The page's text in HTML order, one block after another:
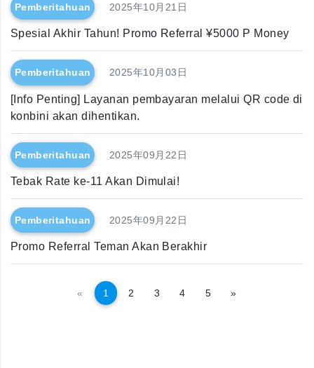
Pemberitahuan 2025年10月21日
Spesial Akhir Tahun! Promo Referral ¥5000 P Money
Pemberitahuan 2025年10月03日
[Info Penting] Layanan pembayaran melalui QR code di
konbini akan dihentikan.
Pemberitahuan 2025年09月22日
Tebak Rate ke-11 Akan Dimulai!
Pemberitahuan 2025年09月22日
Promo Referral Teman Akan Berakhir
« Kembali
1 2 3 4 5 »Selanjutnya